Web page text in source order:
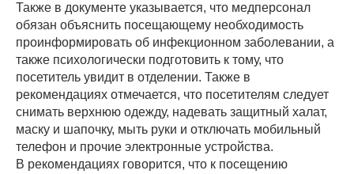
Также в документе указывается, что медперсонал
обязан объяснить посещающему необходимость
проинформировать об инфекционном заболевании, а
также психологически подготовить к тому, что
посетитель увидит в отделении. Также в
рекомендациях отмечается, что посетителям следует
снимать верхнюю одежду, надевать защитный халат,
маску и шапочку, мыть руки и отключать мобильный
телефон и прочие электронные устройства.
В рекомендациях говорится, что к посещению